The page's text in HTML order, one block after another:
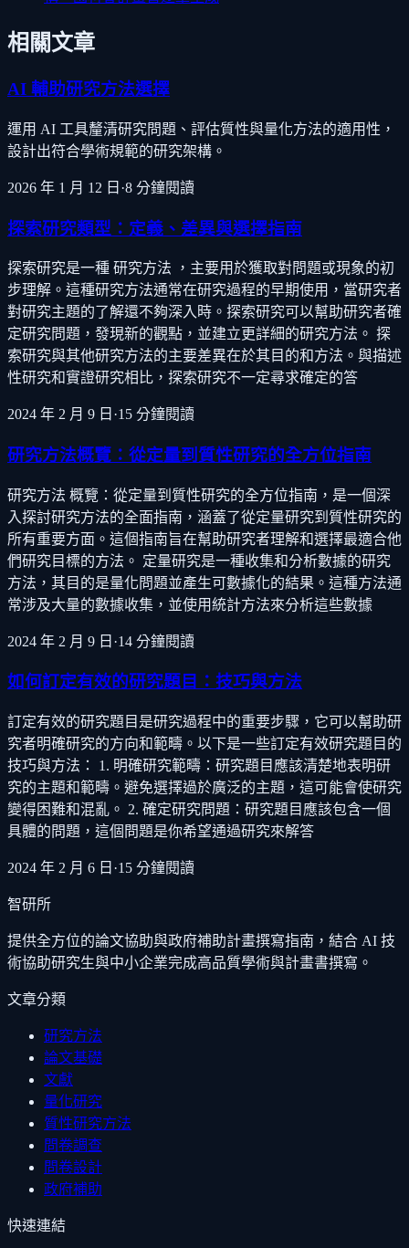
相關文章
AI 輔助研究方法選擇
運用 AI 工具釐清研究問題、評估質性與量化方法的適用性，
設計出符合學術規範的研究架構。
2026 年 1 月 12 日 ·8 分鐘閱讀
探索研究類型：定義、差異與選擇指南
探索研究是一種 研究方法 ，主要用於獲取對問題或現象的初
步理解。這種研究方法通常在研究過程的早期使用，當研究者
對研究主題的了解還不夠深入時。探索研究可以幫助研究者確
定研究問題，發現新的觀點，並建立更詳細的研究方法。 探
索研究與其他研究方法的主要差異在於其目的和方法。與描述
性研究和實證研究相比，探索研究不一定尋求確定的答
2024 年 2 月 9 日 ·15 分鐘閱讀
研究方法概覽：從定量到質性研究的全方位指南
研究方法 概覽：從定量到質性研究的全方位指南，是一個深
入探討研究方法的全面指南，涵蓋了從定量研究到質性研究的
所有重要方面。這個指南旨在幫助研究者理解和選擇最適合他
們研究目標的方法。 定量研究是一種收集和分析數據的研究
方法，其目的是量化問題並產生可數據化的結果。這種方法通
常涉及大量的數據收集，並使用統計方法來分析這些數據
2024 年 2 月 9 日 ·14 分鐘閱讀
如何訂定有效的研究題目：技巧與方法
訂定有效的研究題目是研究過程中的重要步驟，它可以幫助研
究者明確研究的方向和範疇。以下是一些訂定有效研究題目的
技巧與方法： 1. 明確研究範疇：研究題目應該清楚地表明研
究的主題和範疇。避免選擇過於廣泛的主題，這可能會使研究
變得困難和混亂。 2. 確定研究問題：研究題目應該包含一個
具體的問題，這個問題是你希望通過研究來解答
2024 年 2 月 6 日 ·15 分鐘閱讀
智研所
提供全方位的論文協助與政府補助計畫撰寫指南，結合 AI 技
術協助研究生與中小企業完成高品質學術與計畫書撰寫。
文章分類
研究方法
論文基礎
文獻
量化研究
質性研究方法
問卷調查
問卷設計
政府補助
快速連結